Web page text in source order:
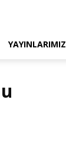
YAYINLARIMIZ